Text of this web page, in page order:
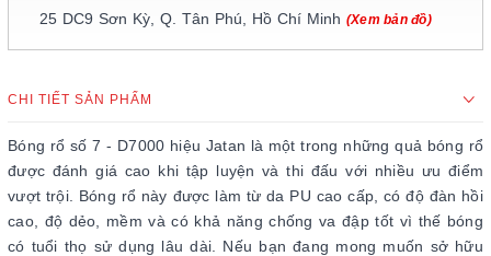
25 DC9 Sơn Kỳ, Q. Tân Phú, Hồ Chí Minh (Xem bản đồ)
CHI TIẾT SẢN PHẨM
Bóng rổ số 7 - D7000 hiệu Jatan là một trong những quả bóng rổ
được đánh giá cao khi tập luyện và thi đấu với nhiều ưu điểm
vượt trội. Bóng rổ này được làm từ da PU cao cấp, có độ đàn hồi
cao, độ dẻo, mềm và có khả năng chống va đập tốt vì thế bóng
có tuổi thọ sử dụng lâu dài. Nếu bạn đang mong muốn sở hữu